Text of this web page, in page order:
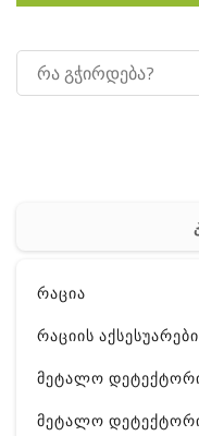
რაცია
რაციის აქსესუარები
მეტალო
მეტალო